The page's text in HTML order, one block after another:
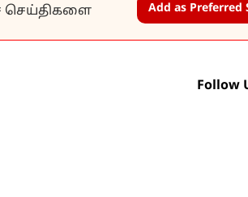
செய்திகளை
Add as Preferred
Follow